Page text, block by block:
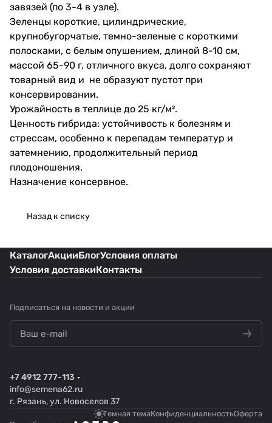
завязей (по 3-4 в узле).
Зеленцы короткие, цилиндрические,
крупнобугорчатые, темно-зеленые с короткими
полосками, с белым опушением, длиной 8-10 см,
массой 65-90 г, отличного вкуса, долго сохраняют
товарный вид и не образуют пустот при
консервировании.
Урожайность в теплице до 25 кг/м².
Ценность гибрида: устойчивость к болезням и
стрессам, особенно к перепадам температур и
затемнению, продолжительный период
плодоношения.
Назначение консервное.
Назад к списку
КаталогАкцииБлогУсловия оплаты
Условия доставкиКонтакты
Подписаться на новости и акции
+7 4912 777-113
info@semena62.ru
г. Рязань, ул. Новоселов 37
Темная темаКонфиденциальностьОферта